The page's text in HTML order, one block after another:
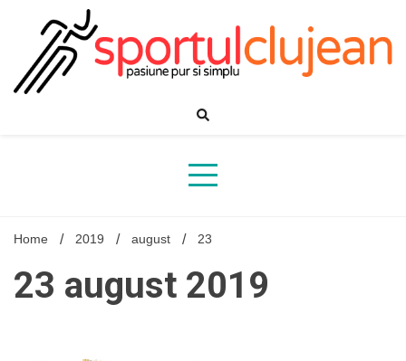
Home 2019 august 23
23 august 2019